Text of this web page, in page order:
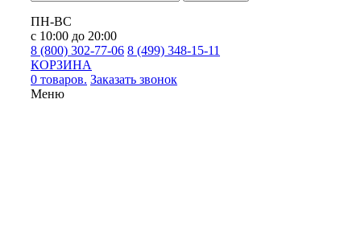
ПН-ВС
с 10:00 до 20:00
8 (800) 302-77-06 8 (499) 348-15-11
КОРЗИНА
0 товаров. Заказать звонок
Меню